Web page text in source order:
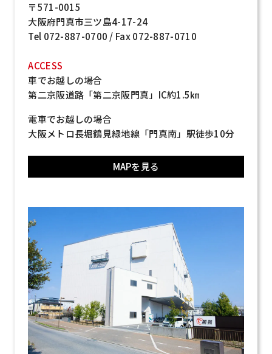
〒571-0015
大阪府門真市三ツ島4-17-24
Tel 072-887-0700 / Fax 072-887-0710
ACCESS
車でお越しの場合
第二京阪道路「第二京阪門真」IC約1.5㎞
電車でお越しの場合
大阪メトロ長堀鶴見緑地線 「門真南」駅徒歩10分
MAPを見る